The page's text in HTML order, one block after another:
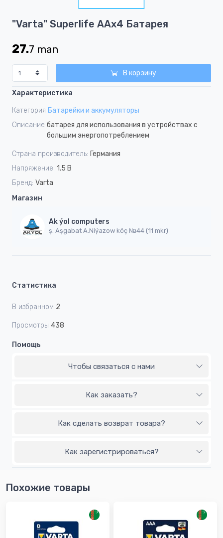
1
"Varta" Superlife ААх4 Батарея
27.7 man
В корзину
Характеристика
Категория Батарейки и аккумуляторы
Описание батарея для использования в устройствах с
большим энергопотреблением
Страна производитель: Германия
Напряжение: 1.5 В
Бренд: Varta
Магазин
Ak ýol computers
ş. Aşgabat A.Niýazow köç №44 (11 mkr)
Статистика
В избранном 2
Просмотры 438
Помощь
Чтобы связаться с нами
Как заказать?
Как сделать возврат товара?
Как зарегистрироваться?
Похожие товары